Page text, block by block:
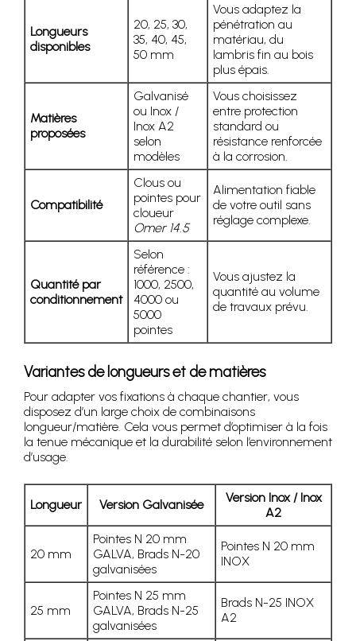
Longueurs
disponibles
20, 25, 30,
35, 40, 45,
50 mm
Vous adaptez la
pénétration au
matériau, du
lambris fin au bois
plus épais.
Matières
proposées
Galvanisé
ou Inox /
Inox A2
selon
modèles
Vous choisissez
entre protection
standard ou
résistance renforcée
à la corrosion.
Compatibilité
Clous ou
pointes pour
cloueur
Omer 14.5
Alimentation fiable
de votre outil sans
réglage complexe.
Quantité par
conditionnement
Selon
référence :
1000, 2500,
4000 ou
5000
pointes
Vous ajustez la
quantité au volume
de travaux prévu.
Variantes de longueurs et de matières
Pour adapter vos fixations à chaque chantier, vous
disposez d’un large choix de combinaisons
longueur/matière. Cela vous permet d’optimiser à la fois
la tenue mécanique et la durabilité selon l’environnement
d’usage.
Longueur Version Galvanisée
Version Inox / Inox
A2
20 mm
Pointes N 20 mm
GALVA, Brads N-20
galvanisées
Pointes N 20 mm
INOX
25 mm
Pointes N 25 mm
GALVA, Brads N-25
galvanisées
Brads N-25 INOX
A2